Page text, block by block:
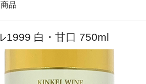
品
1999 白・甘口 750ml